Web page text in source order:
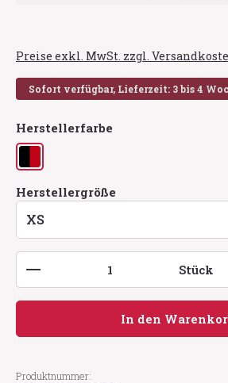
Preise exkl. MwSt. zzgl.
Sofort verfügbar, Lieferzeit: 3 bis 4
Herstellerfarbe
schwarz/rot
Herstellergröße
Produkt Anzahl: Gib den
Stück
In den
Produktnummer: